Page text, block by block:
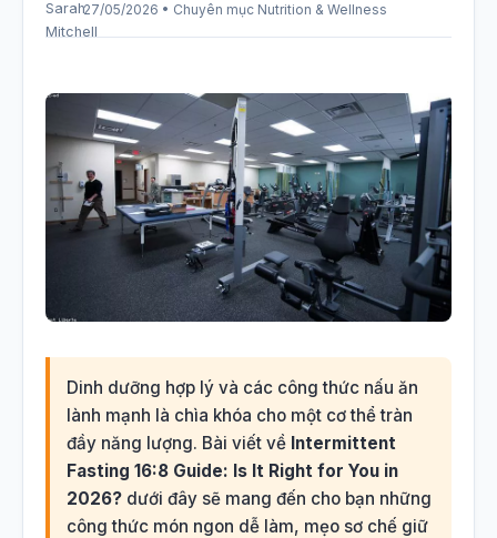
27/05/2026 • Chuyên mục Nutrition & Wellness
Dinh dưỡng hợp lý và các công thức nấu ăn
lành mạnh là chìa khóa cho một cơ thể tràn
đầy năng lượng. Bài viết về Intermittent
Fasting 16:8 Guide: Is It Right for You in
2026? dưới đây sẽ mang đến cho bạn những
công thức món ngon dễ làm, mẹo sơ chế giữ